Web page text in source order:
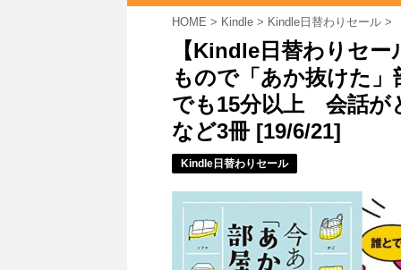
HOME > Kindle > Kindle日替わりセール >
【Kindle日替わりセ
もので「あか抜けた」
でも15分以上 会話が
など3冊 [19/6/21]
Kindle日替わりセール